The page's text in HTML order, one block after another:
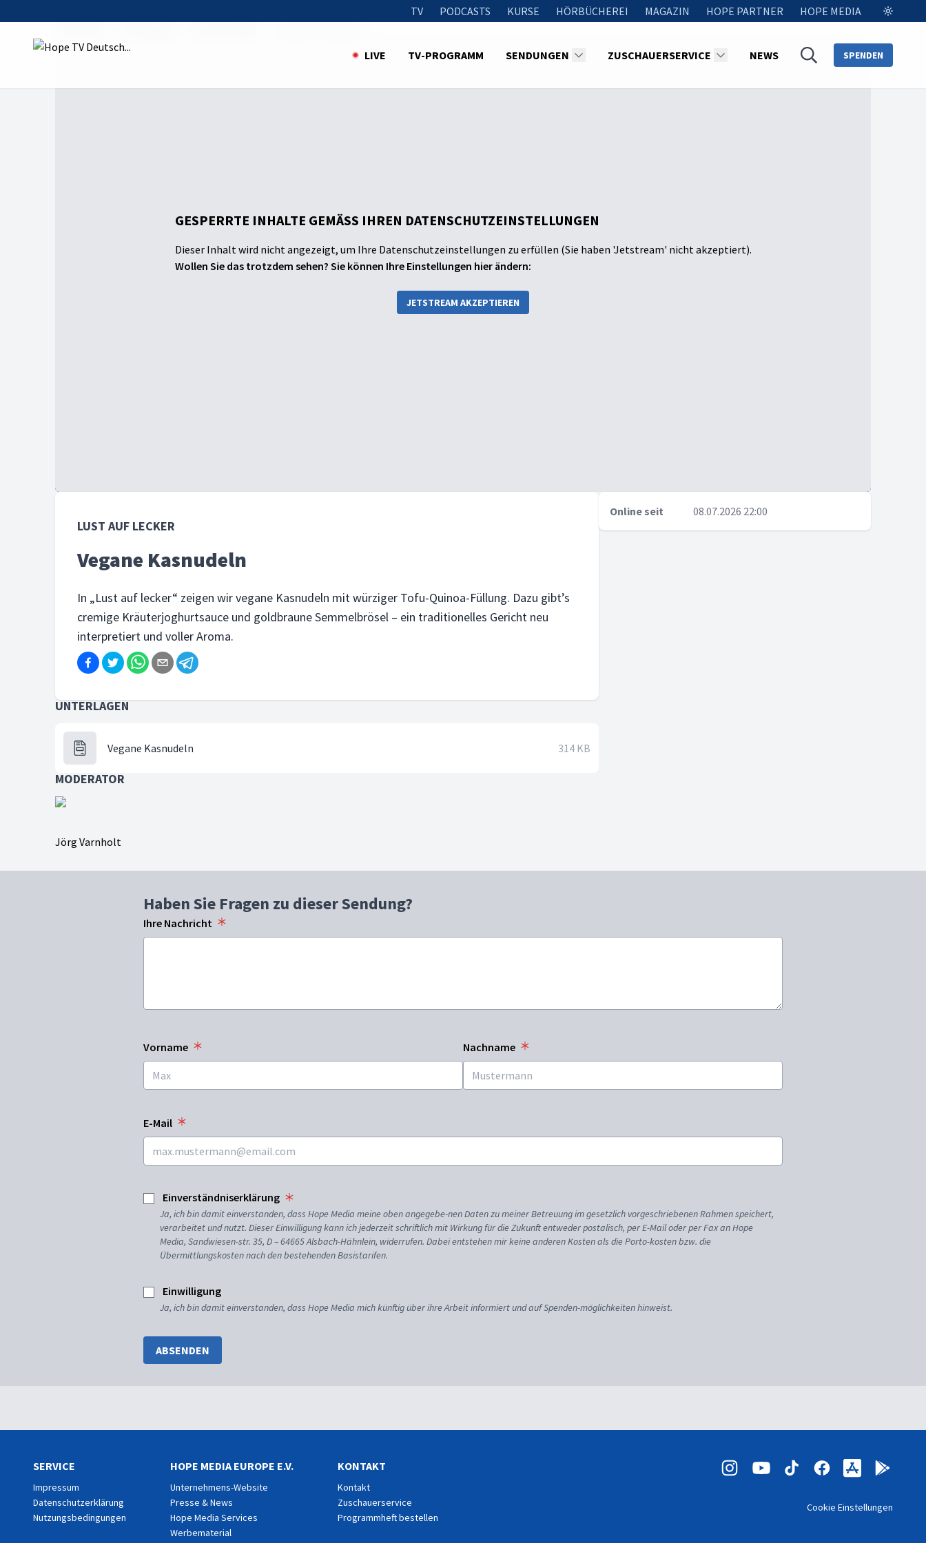
TV PODCASTS KURSE HÖRBÜCHEREI MAGAZIN HOPE PARTNER HOPE MEDIA
LIVE TV-PROGRAMM SENDUNGEN ZUSCHAUERSERVICE NEWS SPENDEN
GESPERRTE INHALTE GEMÄSS IHREN DATENSCHUTZEINSTELLUNGEN
Dieser Inhalt wird nicht angezeigt, um Ihre Datenschutzeinstellungen zu erfüllen (Sie haben 'Jetstream' nicht akzeptiert).
Wollen Sie das trotzdem sehen? Sie können Ihre Einstellungen hier ändern:
JETSTREAM AKZEPTIEREN
LUST AUF LECKER
Vegane Kasnudeln
In „Lust auf lecker“ zeigen wir vegane Kasnudeln mit würziger Tofu-Quinoa-Füllung. Dazu gibt’s
cremige Kräuterjoghurtsauce und goldbraune Semmelbrösel – ein traditionelles Gericht neu
interpretiert und voller Aroma.
UNTERLAGEN
Vegane Kasnudeln 314 KB
MODERATOR
Jörg Varnholt
Online seit 08.07.2026 22:00
Haben Sie Fragen zu dieser Sendung?
Ihre Nachricht
Vorname Nachname
E-Mail
Einverständniserklärung
Ja, ich bin damit einverstanden, dass Hope Media meine oben angegebe-nen Daten zu meiner Betreuung im gesetzlich vorgeschriebenen Rahmen speichert,
verarbeitet und nutzt. Dieser Einwilligung kann ich jederzeit schriftlich mit Wirkung für die Zukunft entweder postalisch, per E-Mail oder per Fax an Hope
Media, Sandwiesen-str. 35, D – 64665 Alsbach-Hähnlein, widerrufen. Dabei entstehen mir keine anderen Kosten als die Porto-kosten bzw. die
Übermittlungskosten nach den bestehenden Basistarifen.
Einwilligung
Ja, ich bin damit einverstanden, dass Hope Media mich künftig über ihre Arbeit informiert und auf Spenden-möglichkeiten hinweist.
ABSENDEN
SERVICE
Impressum
Datenschutzerklärung
Nutzungsbedingungen
HOPE MEDIA EUROPE E.V.
Unternehmens-Website
Presse & News
Hope Media Services
Werbematerial
KONTAKT
Kontakt
Zuschauerservice
Programmheft bestellen
Cookie Einstellungen